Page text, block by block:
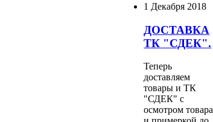
1 Декабря 2018
ДОСТАВКА
ТК "СДЕК".
Теперь
доставляем
товары и ТК
"СДЕК" с
осмотром товара